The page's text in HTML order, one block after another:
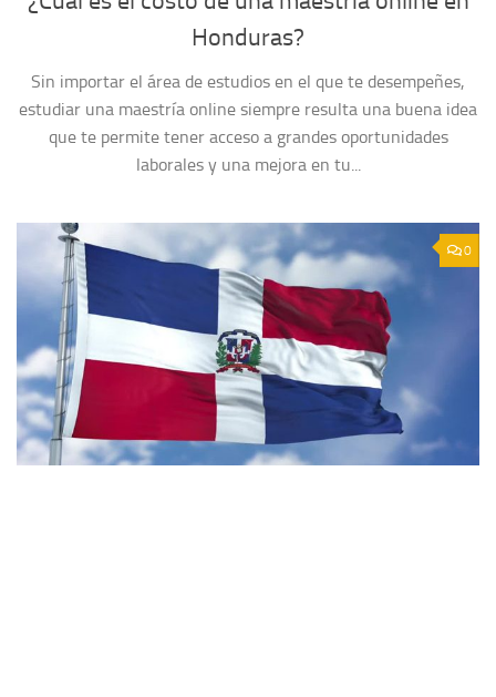
Honduras?
Sin importar el área de estudios en el que te desempeñes,
estudiar una maestría online siempre resulta una buena idea
que te permite tener acceso a grandes oportunidades
laborales y una mejora en tu...
0